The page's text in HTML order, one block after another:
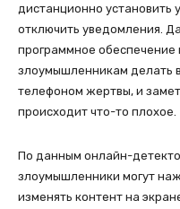
дистанционно установить
отключить уведомления.
программное обеспечение
злоумышленникам делать
телефоном жертвы, и
происходит что-то плохое.
По данным онлайн-
злоумышленники могут
изменять контент на